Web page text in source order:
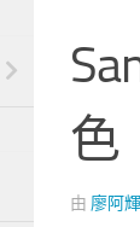
色
由 廖阿輝